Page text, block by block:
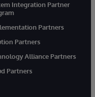
Integration Partner
Partners
Partners
Alliance Partners
Partners